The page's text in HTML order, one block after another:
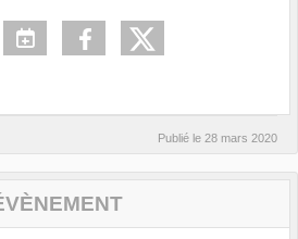
Publié le 28 mars 2020